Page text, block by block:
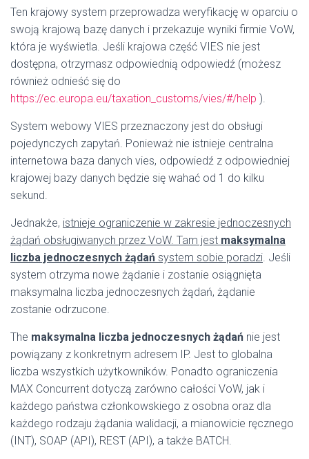
Ten krajowy system przeprowadza weryfikację w oparciu o
swoją krajową bazę danych i przekazuje wyniki firmie VoW,
która je wyświetla. Jeśli krajowa część VIES nie jest
dostępna, otrzymasz odpowiednią odpowiedź (możesz
również odnieść się do
https://ec.europa.eu/taxation_customs/vies/#/help ).
System webowy VIES przeznaczony jest do obsługi
pojedynczych zapytań. Ponieważ nie istnieje centralna
internetowa baza danych vies, odpowiedź z odpowiedniej
krajowej bazy danych będzie się wahać od 1 do kilku
sekund.
Jednakże, istnieje ograniczenie w zakresie jednoczesnych
żądań obsługiwanych przez VoW. Tam jest maksymalna
liczba jednoczesnych żądań system sobie poradzi. Jeśli
system otrzyma nowe żądanie i zostanie osiągnięta
maksymalna liczba jednoczesnych żądań, żądanie
zostanie odrzucone.
The maksymalna liczba jednoczesnych żądań nie jest
powiązany z konkretnym adresem IP. Jest to globalna
liczba wszystkich użytkowników. Ponadto ograniczenia
MAX Concurrent dotyczą zarówno całości VoW, jak i
każdego państwa członkowskiego z osobna oraz dla
każdego rodzaju żądania walidacji, a mianowicie ręcznego
(INT), SOAP (API), REST (API), a także BATCH.